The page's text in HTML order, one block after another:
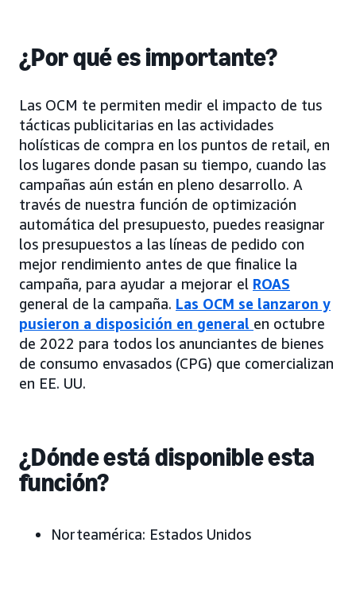
¿Por qué es importante?
Las OCM te permiten medir el impacto de tus
tácticas publicitarias en las actividades
holísticas de compra en los puntos de retail, en
los lugares donde pasan su tiempo, cuando las
campañas aún están en pleno desarrollo. A
través de nuestra función de optimización
automática del presupuesto, puedes reasignar
los presupuestos a las líneas de pedido con
mejor rendimiento antes de que finalice la
campaña, para ayudar a mejorar el ROAS
general de la campaña. Las OCM se lanzaron y
pusieron a disposición en general en octubre
de 2022 para todos los anunciantes de bienes
de consumo envasados (CPG) que comercializan
en EE. UU.
¿Dónde está disponible esta
función?
Norteamérica: Estados Unidos